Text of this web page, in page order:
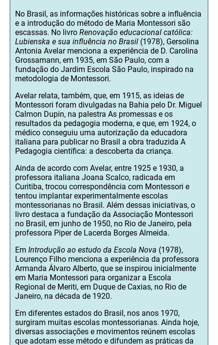
No Brasil, as informações históricas sobre a influência
e a introdução do método de Maria Montessori são
escassas. No livro Renovação educacional católica:
Lubienska e sua influência no Brasil (1978), Gersolina
Antonia Avelar menciona a experiência de D. Carolina
Grossamann, em 1935, em São Paulo, com a
fundação do Jardim Escola São Paulo, inspirado na
metodologia de Montessori.
Avelar relata, também, que, em 1915, as ideias de
Montessori foram divulgadas na Bahia pelo Dr. Miguel
Calmon Dupin, na palestra As promessas e os
resultados da pedagogia moderna, e que, em 1924, o
médico conseguiu uma autorização da educadora
italiana para publicar no Brasil a obra traduzida A
Pedagogia científica: a descoberta da criança.
Ainda de acordo com Avelar, entre 1925 e 1930, a
professora italiana Joana Scalco, radicada em
Curitiba, trocou correspondência com Montessori e
tentou implantar experimentalmente escolas
montessorianas no Brasil. Além dessas iniciativas, o
livro destaca a fundação da Associação Montessori
no Brasil, em junho de 1950, no Rio de Janeiro, pela
professora Piper de Lacerda Borges Almeida.
Em Introdução ao estudo da Escola Nova (1978),
Lourenço Filho menciona a experiência da professora
Armanda Álvaro Alberto, que se inspirou inicialmente
em Maria Montessori para organizar a Escola
Regional de Meriti, em Duque de Caxias, no Rio de
Janeiro, na década de 1920.
Em diferentes estados do Brasil, nos anos 1970,
surgiram muitas escolas montessorianas. Ainda hoje,
diversas associações e movimentos reúnem escolas
que adotam esse método e difundem as práticas da